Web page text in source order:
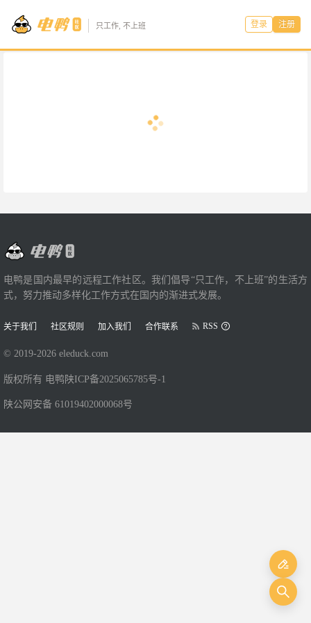
只工作, 不上班 登录 注册
电鸭是国内最早的远程工作社区。我们倡导“只工作，不上班”的生活方
式，努力推动多样化工作方式在国内的渐进式发展。
关于我们 社区规则 加入我们 合作联系 RSS
© 2019-2026 eleduck.com
版权所有 电鸭 陕ICP备2025065785号-1
陕公网安备 61019402000068号